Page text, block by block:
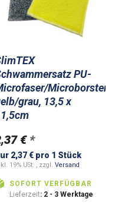
PU-
Microborsten
grau, 13,5 x
€ *
2,37 € pro 1 Stück
19% USt. , zzgl. Versand
SOFORT VERFÜGBAR
Lieferzeit: 2 - 3 Werktage